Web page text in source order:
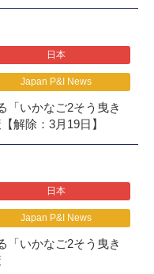
日本
Japan P&I News
「いかなご2そう曳き
解除：3月19日】
日本
Japan P&I News
「いかなご2そう曳き